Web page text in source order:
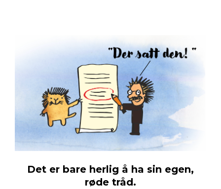
Det er bare herlig å ha sin egen,
røde tråd.